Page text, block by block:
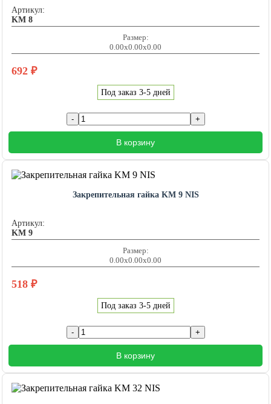
Артикул:
KM 8
Размер:
0.00x0.00x0.00
692 ₽
Под заказ 3-5 дней
В корзину
Закрепительная гайка KM 9 NIS
Артикул:
KM 9
Размер:
0.00x0.00x0.00
518 ₽
Под заказ 3-5 дней
В корзину